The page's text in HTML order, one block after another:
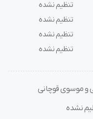
تنظیم نشده
تنظیم نشده
تنظیم نشده
تنظیم نشده
و موسوی قوچانی
نشده